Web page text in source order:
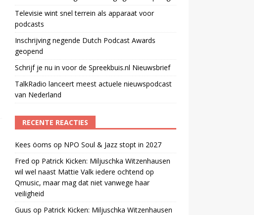
Televisie wint snel terrein als apparaat voor
podcasts
Inschrijving negende Dutch Podcast Awards
geopend
Schrijf je nu in voor de Spreekbuis.nl Nieuwsbrief
TalkRadio lanceert meest actuele nieuwspodcast
van Nederland
RECENTE REACTIES
Kees öoms op NPO Soul & Jazz stopt in 2027
Fred op Patrick Kicken: Miljuschka Witzenhausen
wil wel naast Mattie Valk iedere ochtend op
Qmusic, maar mag dat niet vanwege haar
veiligheid
Guus op Patrick Kicken: Miljuschka Witzenhausen